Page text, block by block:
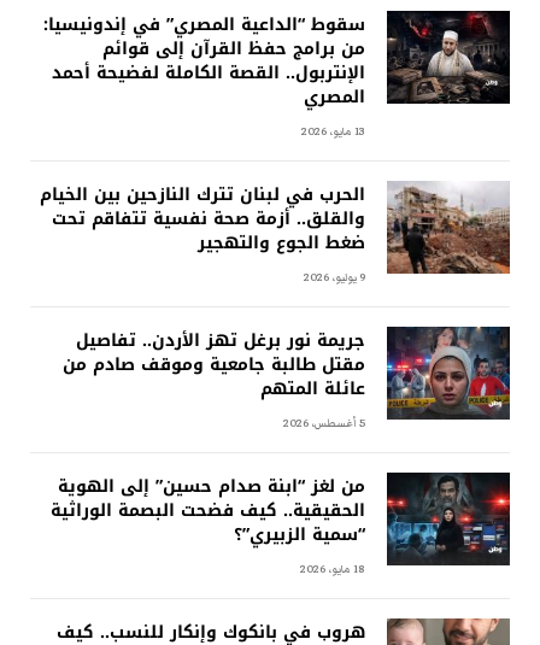
سقوط “الداعية المصري” في إندونيسيا:
من برامج حفظ القرآن إلى قوائم
الإنتربول.. القصة الكاملة لفضيحة أحمد
المصري
13 مايو، 2026
الحرب في لبنان تترك النازحين بين الخيام
والقلق.. أزمة صحة نفسية تتفاقم تحت
ضغط الجوع والتهجير
9 يوليو، 2026
جريمة نور برغل تهز الأردن.. تفاصيل
مقتل طالبة جامعية وموقف صادم من
عائلة المتهم
5 أغسطس، 2026
من لغز “ابنة صدام حسين” إلى الهوية
الحقيقية.. كيف فضحت البصمة الوراثية
“سمية الزبيري”؟
18 مايو، 2026
هروب في بانكوك وإنكار للنسب.. كيف